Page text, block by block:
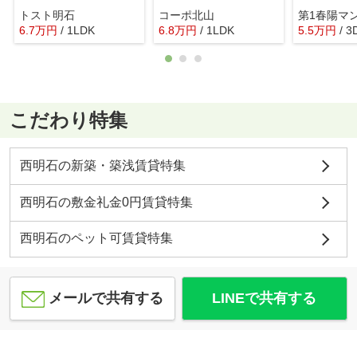
トスト明石
6.7万円 / 1LDK
コーポ北山
6.8万円 / 1LDK
第1春陽マ
5.5万円 /
こだわり特集
西明石の新築・築浅賃貸特集
西明石の敷金礼金0円賃貸特集
西明石のペット可賃貸特集
メールで共有する LINEで共有する